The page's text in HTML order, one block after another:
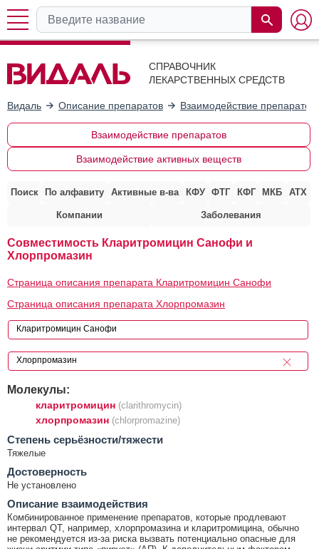
СПРАВОЧНИК
ЛЕКАРСТВЕННЫХ СРЕДСТВ
Видаль Описание препаратов Взаимодействие препаратов
Взаимодействие препаратов
Взаимодействие активных веществ
Поиск По алфавиту Активные в-ва КФУ ФТГ КФГ МКБ АТХ
Компании Заболевания
Совместимость Кларитромицин Санофи и
Хлорпромазин
Страница описания препарата Кларитромицин Санофи
Страница описания препарата Хлорпромазин
Молекулы:
кларитромицин (clarithromycin)
хлорпромазин (chlorpromazine)
Cтепень серьёзности/тяжести
Тяжелые
Достоверность
Не установлено
Описание взаимодействия
Комбинированное применение препаратов, которые продлевают
интервал QT, например, хлорпромазина и кларитромицина, обычно
не рекомендуется из-за риска вызвать потенциально опасные для